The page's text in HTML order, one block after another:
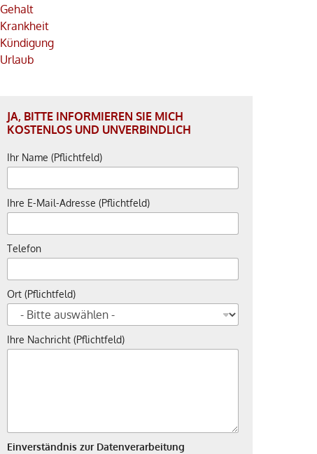
Gehalt
Krankheit
Kündigung
Urlaub
JA, BITTE INFORMIEREN SIE MICH
KOSTENLOS UND UNVERBINDLICH
Ihr Name (Pflichtfeld)
Ihre E-Mail-Adresse (Pflichtfeld)
Telefon
Ort (Pflichtfeld)
Ihre Nachricht (Pflichtfeld)
Einverständnis zur Datenverarbeitung